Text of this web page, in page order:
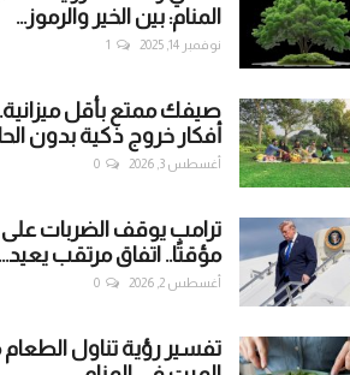
المنام: بين الخير والرموز...
نوفمبر 14, 2025 1
أفكار خروج ذكية بدون
أغسطس 3, 2026 0
ترامب يوقف الضربات على
مؤقتًا.. اتفاق مرتقب يعيد...
أغسطس 2, 2026 0
تفسير رؤية تناول